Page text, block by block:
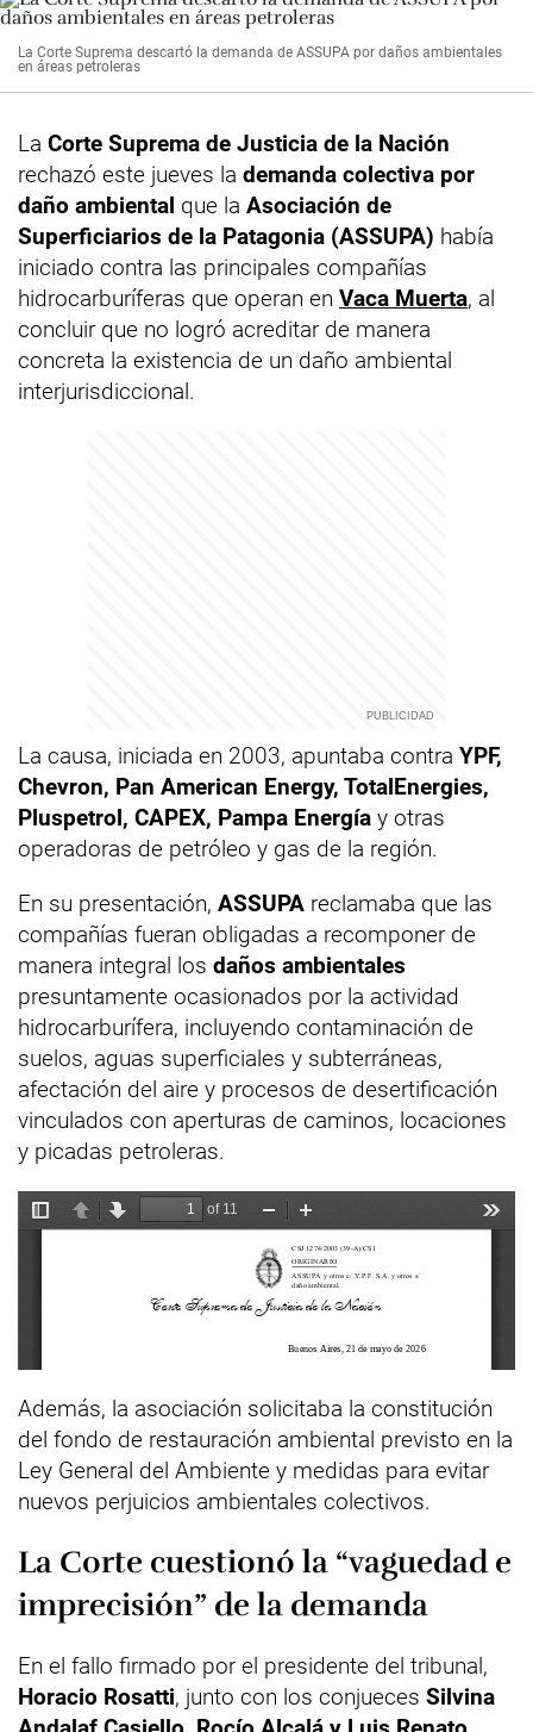
La Corte Suprema descartó la demanda de ASSUPA por daños ambientales
en áreas petroleras
La Corte Suprema de Justicia de la Nación
rechazó este jueves la demanda colectiva por
daño ambiental que la Asociación de
Superficiarios de la Patagonia (ASSUPA) había
iniciado contra las principales compañías
hidrocarburíferas que operan en Vaca Muerta, al
concluir que no logró acreditar de manera
concreta la existencia de un daño ambiental
interjurisdiccional.
La causa, iniciada en 2003, apuntaba contra YPF,
Chevron, Pan American Energy, TotalEnergies,
Pluspetrol, CAPEX, Pampa Energía y otras
operadoras de petróleo y gas de la región.
En su presentación, ASSUPA reclamaba que las
compañías fueran obligadas a recomponer de
manera integral los daños ambientales
presuntamente ocasionados por la actividad
hidrocarburífera, incluyendo contaminación de
suelos, aguas superficiales y subterráneas,
afectación del aire y procesos de desertificación
vinculados con aperturas de caminos, locaciones
y picadas petroleras.
Además, la asociación solicitaba la constitución
del fondo de restauración ambiental previsto en la
Ley General del Ambiente y medidas para evitar
nuevos perjuicios ambientales colectivos.
La Corte cuestionó la “vaguedad e
imprecisión” de la demanda
En el fallo firmado por el presidente del tribunal,
Horacio Rosatti, junto con los conjueces Silvina